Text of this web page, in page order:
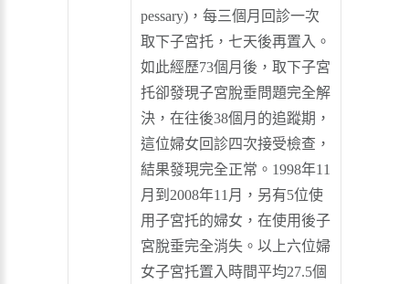
pessary)，每三個月回診一次
取下子宮托，七天後再置入。
如此經歷73個月後，取下子宮
托卻發現子宮脫垂問題完全解
決，在往後38個月的追蹤期，
這位婦女回診四次接受檢查，
結果發現完全正常。1998年11
月到2008年11月，另有5位使
用子宮托的婦女，在使用後子
宮脫垂完全消失。以上六位婦
女子宮托置入時間平均27.5個